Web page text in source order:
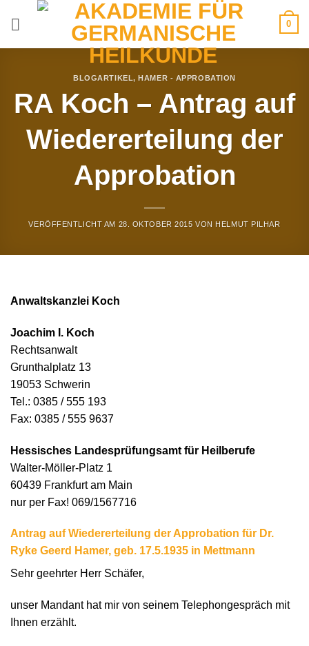
0
BLOGARTIKEL,HAMER - APPROBATION
RA Koch – Antrag auf
Wiedererteilung der
Approbation
VERÖFFENTLICHT AM 28. OKTOBER 2015 VON HELMUT PILHAR
Anwaltskanzlei Koch
Joachim I. Koch
Rechtsanwalt
Grunthalplatz 13
19053 Schwerin
Tel.: 0385 / 555 193
Fax: 0385 / 555 9637
Hessisches Landesprüfungsamt für Heilberufe
Walter-Möller-Platz 1
60439 Frankfurt am Main
nur per Fax! 069/1567716
Antrag auf Wiedererteilung der Approbation für Dr.
Ryke Geerd Hamer, geb. 17.5.1935 in Mettmann
Sehr geehrter Herr Schäfer,
unser Mandant hat mir von seinem Telephongespräch mit
Ihnen erzählt.